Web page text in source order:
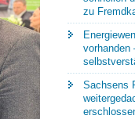
zu
vorhanden
Sachsens